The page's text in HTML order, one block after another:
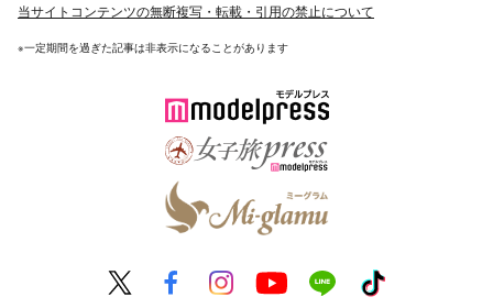
当サイトコンテンツの無断複写・転載・引用の禁止について
※一定期間を過ぎた記事は非表示になることがあります